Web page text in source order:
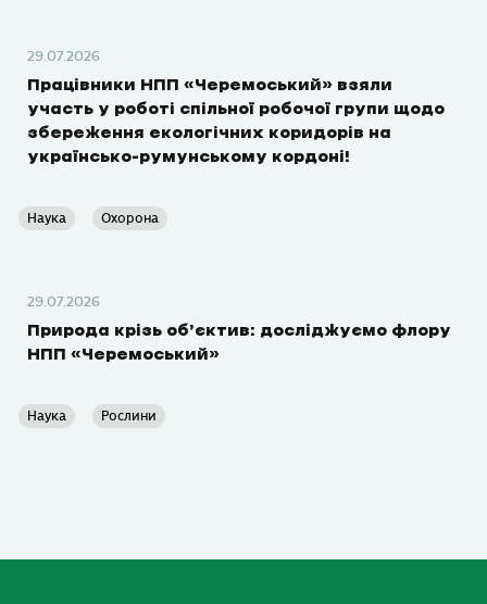
29.07.2026
Працівники НПП «Черемоський» взяли
участь у роботі спільної робочої групи щодо
збереження екологічних коридорів на
українсько-румунському кордоні!
Наука Охорона
29.07.2026
Природа крізь об’єктив: досліджуємо флору
НПП «Черемоський»
Наука Рослини